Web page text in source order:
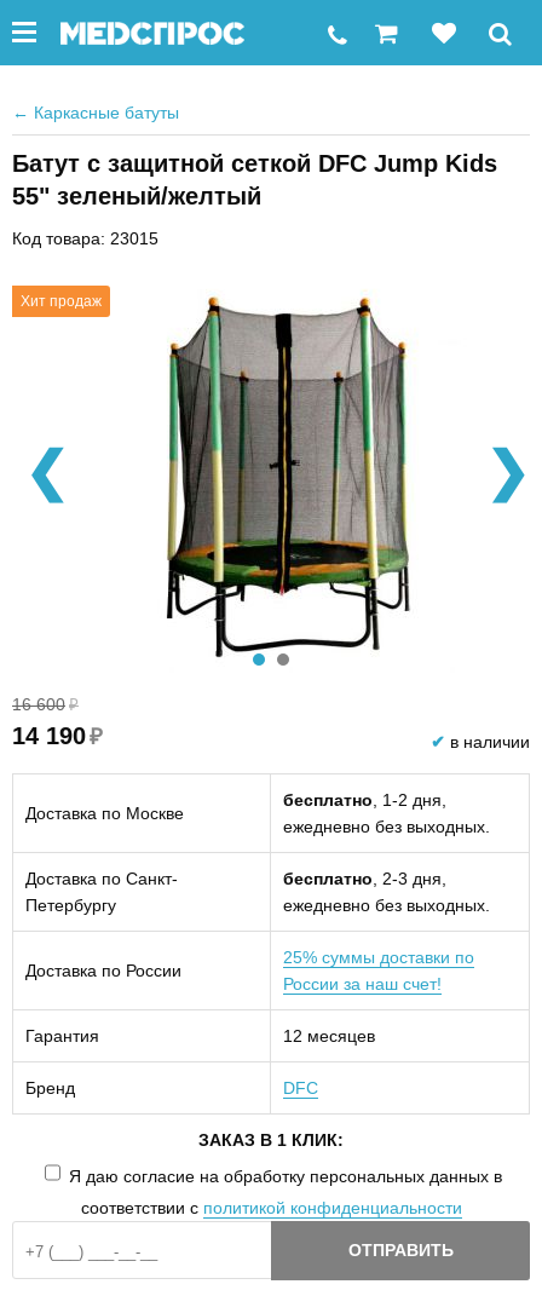
← Каркасные батуты
Батут с защитной сеткой DFC Jump Kids
55" зеленый/желтый
Код товара: 23015
Хит продаж
❮ ❯
16 600 ₽
14 190₽ ✔ в наличии
Доставка по Москве
бесплатно , 1-2 дня,
ежедневно без выходных.
Доставка по Санкт-
Петербургу
бесплатно , 2-3 дня,
ежедневно без выходных.
Доставка по России
25% суммы доставки по
России за наш счет!
Гарантия 12 месяцев
Бренд DFC
ЗАКАЗ В 1 КЛИК:
Я даю согласие на обработку персональных данных в
соответствии с политикой конфиденциальности
ОТПРАВИТЬ